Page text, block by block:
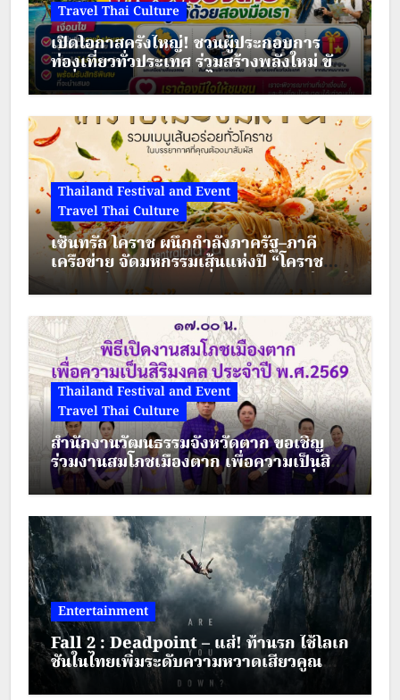
Travel Thai Culture
เปิดโอกาสครั้งใหญ่! ชวนผู้ประกอบการ
ท่องเที่ยวทั่วประเทศ ร่วมสร้างพลังใหม่ ขับ
เคลื่อนเศรษฐกิจชุมชนไทย
Thailand Festival and Event
Travel Thai Culture
เซ็นทรัล โคราช ผนึกกำลังภาครัฐ–ภาคี
เครือข่าย จัดมหกรรมเส้นแห่งปี “โคราช
เมืองมีเส้น” ดัน “ผัดหมี่ดัง–ขนมจีนแซ่บ” สู่
Soft Power เมืองย่าโม
Thailand Festival and Event
Travel Thai Culture
สำนักงานวัฒนธรรมจังหวัดตาก ขอเชิญ
ร่วมงานสมโภชเมืองตาก เพื่อความเป็นสิริ
มงคล ประจำปี พ.ศ.2569 ระหว่างวันที่ 28
– 30 สิงหาคม 2569
Entertainment
Fall 2 : Deadpoint – แส่! ท้านรก ใช้โลเก
ชันในไทยเพิ่มระดับความหวาดเสียวคูณ
สอง